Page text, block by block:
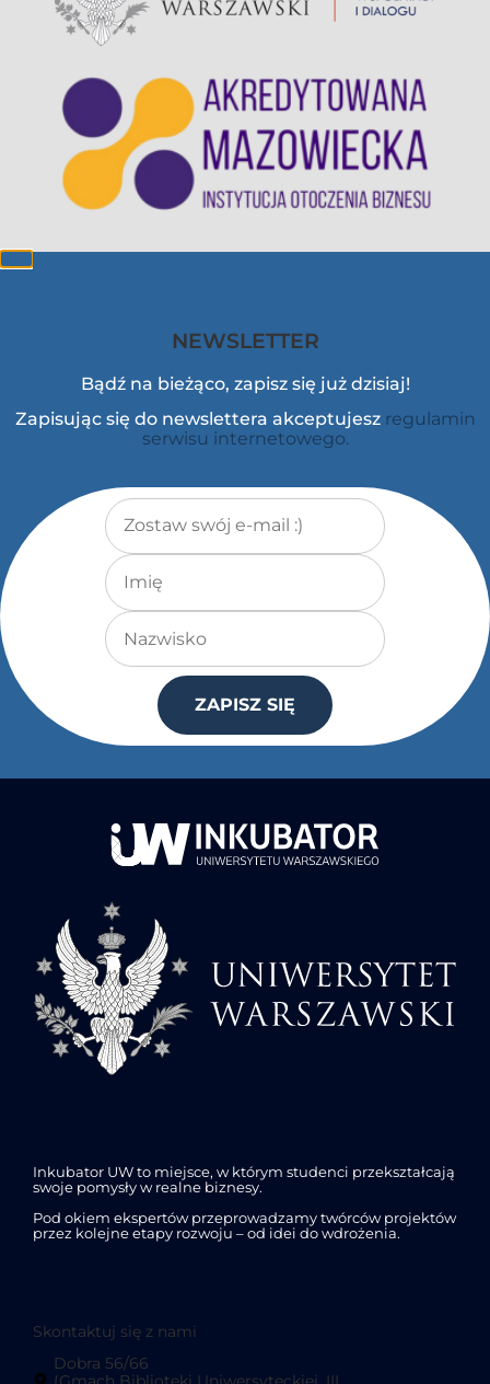
NEWSLETTER
Bądź na bieżąco, zapisz się już dzisiaj!
Zapisując się do newslettera akceptujesz regulamin
serwisu internetowego.
Adres e-mail*
Imię
Nazwisko
ZAPISZ SIĘ
Inkubator UW to miejsce, w którym studenci przekształcają
swoje pomysły w realne biznesy.
Pod okiem ekspertów przeprowadzamy twórców projektów
przez kolejne etapy rozwoju – od idei do wdrożenia.
Skontaktuj się z nami
Dobra 56/66